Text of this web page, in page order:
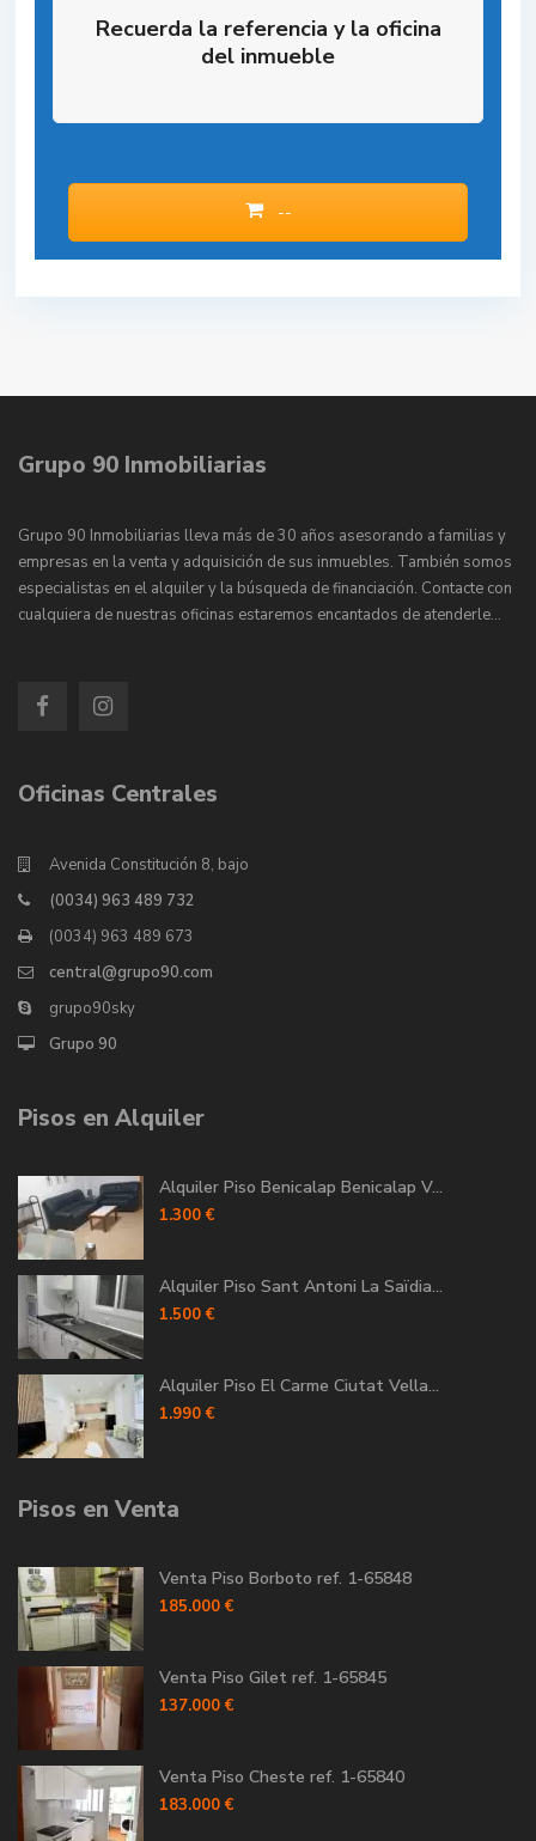
Recuerda la referencia y la oficina
del inmueble
--
Grupo 90 Inmobiliarias
Grupo 90 Inmobiliarias lleva más de 30 años asesorando a familias y
empresas en la venta y adquisición de sus inmuebles. También somos
especialistas en el alquiler y la búsqueda de financiación. Contacte con
cualquiera de nuestras oficinas estaremos encantados de atenderle…
Oficinas Centrales
Avenida Constitución 8, bajo
(0034) 963 489 732
(0034) 963 489 673
central@grupo90.com
grupo90sky
Grupo 90
Pisos en Alquiler
Alquiler Piso Benicalap Benicalap V...
1.300 €
Alquiler Piso Sant Antoni La Saïdia...
1.500 €
Alquiler Piso El Carme Ciutat Vella...
1.990 €
Pisos en Venta
Venta Piso Borboto ref. 1-65848
185.000 €
Venta Piso Gilet ref. 1-65845
137.000 €
Venta Piso Cheste ref. 1-65840
183.000 €